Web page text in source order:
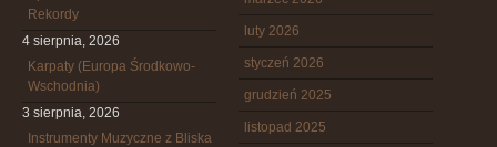
Rekordy
4 sierpnia, 2026
Karpaty (Europa Środkowo-
Wschodnia)
3 sierpnia, 2026
Instrumenty Muzyczne z Bliska
luty 2026
styczeń 2026
grudzień 2025
listopad 2025